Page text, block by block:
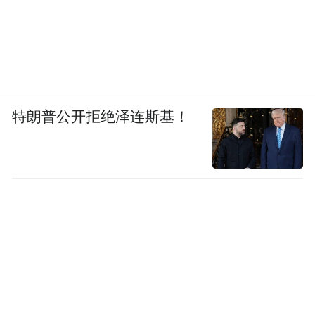
特朗普公开拒绝泽连斯基！